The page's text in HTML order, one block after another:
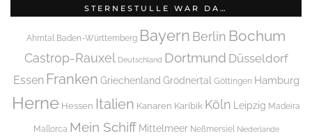
STERNESTULLE WAR DA…
Ahrntal Baden-Württemberg Bayern Berlin Bochum
Castrop-Rauxel Deutschland Dortmund Düsseldorf
Essen Franken Griechenland Grödnertal Göttingen Hamburg
Herne Hessen Italien Kanaren Karibik Köln Leipzig Madeira
Mallorca Mein Schiff Mittelmeer Neßmersiel Niederlande